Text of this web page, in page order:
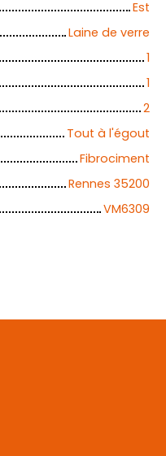
Est
Laine de verre
1
1
2
Tout à l'égout
Fibrociment
Rennes 35200
VM6309